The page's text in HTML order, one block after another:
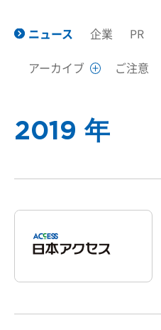
ニュース 企業 PR
アーカイブ
ご注意
2019 年